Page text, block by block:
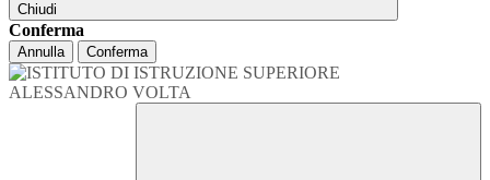
Chiudi
Conferma
Annulla Conferma